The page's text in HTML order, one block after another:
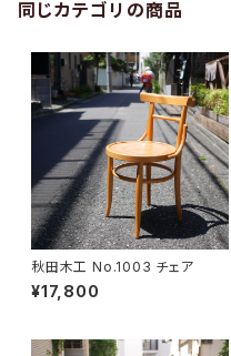
同じカテゴリの商品
秋田木工 No.1003 チェア
¥17,800